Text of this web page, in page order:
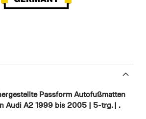
Passform Autofußmatten
Audi A2 1999 bis 2005 | 5-trg. | .